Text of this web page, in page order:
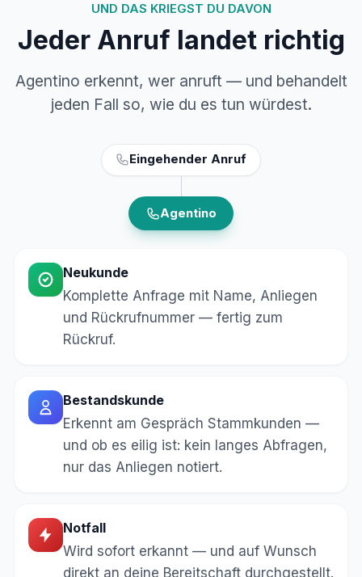
UND DAS KRIEGST DU DAVON
Jeder Anruf landet richtig
Agentino erkennt, wer anruft — und behandelt
jeden Fall so, wie du es tun würdest.
Eingehender Anruf
Agentino
Neukunde
Komplette Anfrage mit Name, Anliegen
und Rückrufnummer — fertig zum
Rückruf.
Bestandskunde
Erkennt am Gespräch Stammkunden —
und ob es eilig ist: kein langes Abfragen,
nur das Anliegen notiert.
Notfall
Wird sofort erkannt — und auf Wunsch
direkt an deine Bereitschaft durchgestellt.